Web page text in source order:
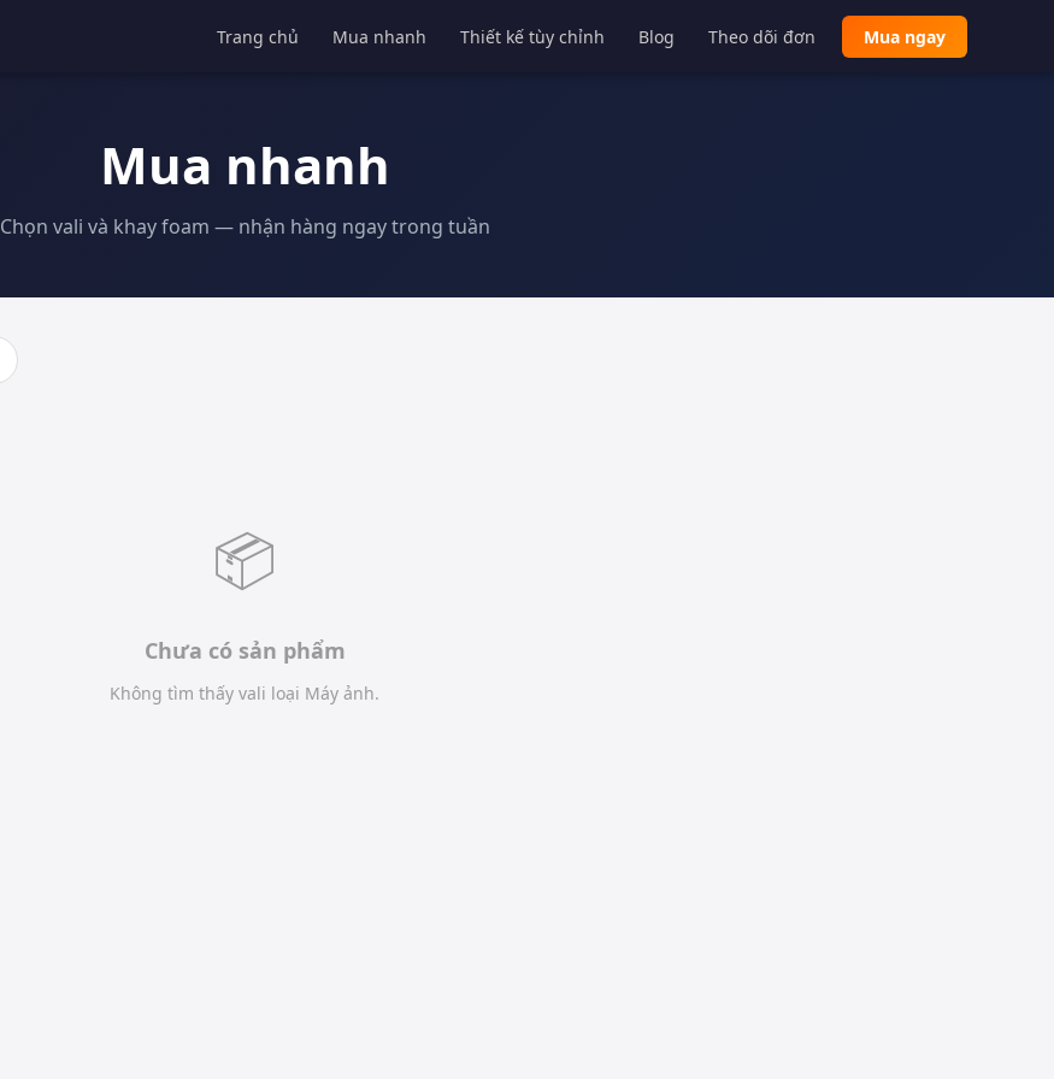
Trang chủ Mua nhanh Thiết kế tùy chỉnh Blog Theo dõi đơn Mua ngay
Mua nhanh
Chọn vali và khay foam — nhận hàng ngay trong tuần
📦
Chưa có sản phẩm
Không tìm thấy vali loại Máy ảnh.